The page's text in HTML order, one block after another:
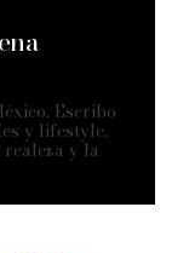
Escribo
y lifestyle,
y la